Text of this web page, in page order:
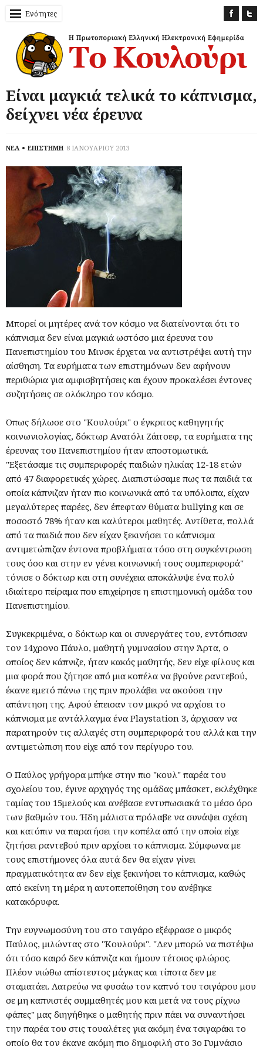
Ενότητες
Είναι μαγκιά τελικά το κάπνισμα,
δείχνει νέα έρευνα
ΝΕΑ ΕΠΙΣΤΗΜΗ 8 ΙΑΝΟΥΑΡΙΟΥ 2013
Μπορεί οι μητέρες ανά τον κόσμο να διατείνονται ότι το
κάπνισμα δεν είναι μαγκιά ωστόσο μια έρευνα του
Πανεπιστημίου του Μινσκ έρχεται να αντιστρέψει αυτή την
αίσθηση. Τα ευρήματα των επιστημόνων δεν αφήνουν
περιθώρια για αμφισβητήσεις και έχουν προκαλέσει έντονες
συζητήσεις σε ολόκληρο τον κόσμο.
Όπως δήλωσε στο "Κουλούρι" ο έγκριτος καθηγητής
κοινωνιολογίας, δόκτωρ Ανατόλι Ζάιτσεφ, τα ευρήματα της
έρευνας του Πανεπιστημίου ήταν αποστομωτικά.
"Εξετάσαμε τις συμπεριφορές παιδιών ηλικίας 12-18 ετών
από 47 διαφορετικές χώρες. Διαπιστώσαμε πως τα παιδιά τα
οποία κάπνιζαν ήταν πιο κοινωνικά από τα υπόλοιπα, είχαν
μεγαλύτερες παρέες, δεν έπεφταν θύματα bullying και σε
ποσοστό 78% ήταν και καλύτεροι μαθητές. Αντίθετα, πολλά
από τα παιδιά που δεν είχαν ξεκινήσει το κάπνισμα
αντιμετώπιζαν έντονα προβλήματα τόσο στη συγκέντρωση
τους όσο και στην εν γένει κοινωνική τους συμπεριφορά"
τόνισε ο δόκτωρ και στη συνέχεια αποκάλυψε ένα πολύ
ιδιαίτερο πείραμα που επιχείρησε η επιστημονική ομάδα του
Πανεπιστημίου.
Συγκεκριμένα, ο δόκτωρ και οι συνεργάτες του, εντόπισαν
τον 14χρονο Πάυλο, μαθητή γυμνασίου στην Άρτα, ο
οποίος δεν κάπνιζε, ήταν κακός μαθητής, δεν είχε φίλους και
μια φορά που ζήτησε από μια κοπέλα να βγούνε ραντεβού,
έκανε εμετό πάνω της πριν προλάβει να ακούσει την
απάντηση της. Αφού έπεισαν τον μικρό να αρχίσει το
κάπνισμα με αντάλλαγμα ένα Playstation 3, άρχισαν να
παρατηρούν τις αλλαγές στη συμπεριφορά του αλλά και την
αντιμετώπιση που είχε από τον περίγυρο του.
Ο Παύλος γρήγορα μπήκε στην πιο "κουλ" παρέα του
σχολείου του, έγινε αρχηγός της ομάδας μπάσκετ, εκλέχθηκε
ταμίας του 15μελούς και ανέβασε εντυπωσιακά το μέσο όρο
των βαθμών του. Ήδη μάλιστα πρόλαβε να συνάψει σχέση
και κατόπιν να παρατήσει την κοπέλα από την οποία είχε
ζητήσει ραντεβού πριν αρχίσει το κάπνισμα. Σύμφωνα με
τους επιστήμονες όλα αυτά δεν θα είχαν γίνει
πραγματικότητα αν δεν είχε ξεκινήσει το κάπνισμα, καθώς
από εκείνη τη μέρα η αυτοπεποίθηση του ανέβηκε
κατακόρυφα.
Την ευγνωμοσύνη του στο τσιγάρο εξέφρασε ο μικρός
Παύλος, μιλώντας στο "Κουλούρι". "Δεν μπορώ να πιστέψω
ότι τόσο καιρό δεν κάπνιζα και ήμουν τέτοιος φλώρος.
Πλέον νιώθω απίστευτος μάγκας και τίποτα δεν με
σταματάει. Λατρεύω να φυσάω τον καπνό του τσιγάρου μου
σε μη καπνιστές συμμαθητές μου και μετά να τους ρίχνω
φάπες" μας διηγήθηκε ο μαθητής πριν πάει να συναντήσει
την παρέα του στις τουαλέτες για ακόμη ένα τσιγαράκι το
οποίο θα τον έκανε ακόμη πιο δημοφιλή στο 3ο Γυμνάσιο